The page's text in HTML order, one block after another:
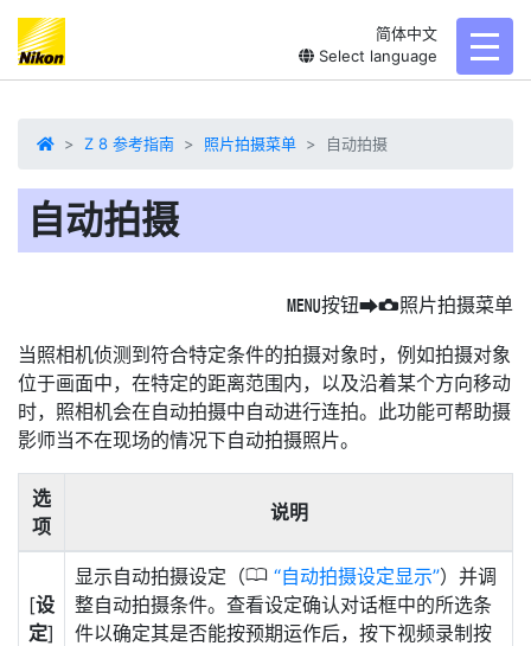
简体中文
Select language
Z 8 参考指南 照片拍摄菜单 自动拍摄
自动拍摄
G按钮UC照片拍摄菜单
当照相机侦测到符合特定条件的拍摄对象时，例如拍摄对象
位于画面中，在特定的距离范围内，以及沿着某个方向移动
时，照相机会在自动拍摄中自动进行连拍。此功能可帮助摄
影师当不在现场的情况下自动拍摄照片。
选
项
说明
[设
定]
显示自动拍摄设定（0 自动拍摄设定显示 ）并调
整自动拍摄条件。查看设定确认对话框中的所选条
件以确定其是否能按预期运作后，按下视频录制按